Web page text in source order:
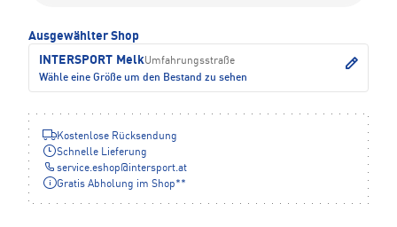
Ausgewählter Shop
INTERSPORT MelkUmfahrungsstraße
Wähle eine Größe um den Bestand zu sehen
Kostenlose Rücksendung
Schnelle Lieferung
service.eshop@intersport.at
Gratis Abholung im Shop**